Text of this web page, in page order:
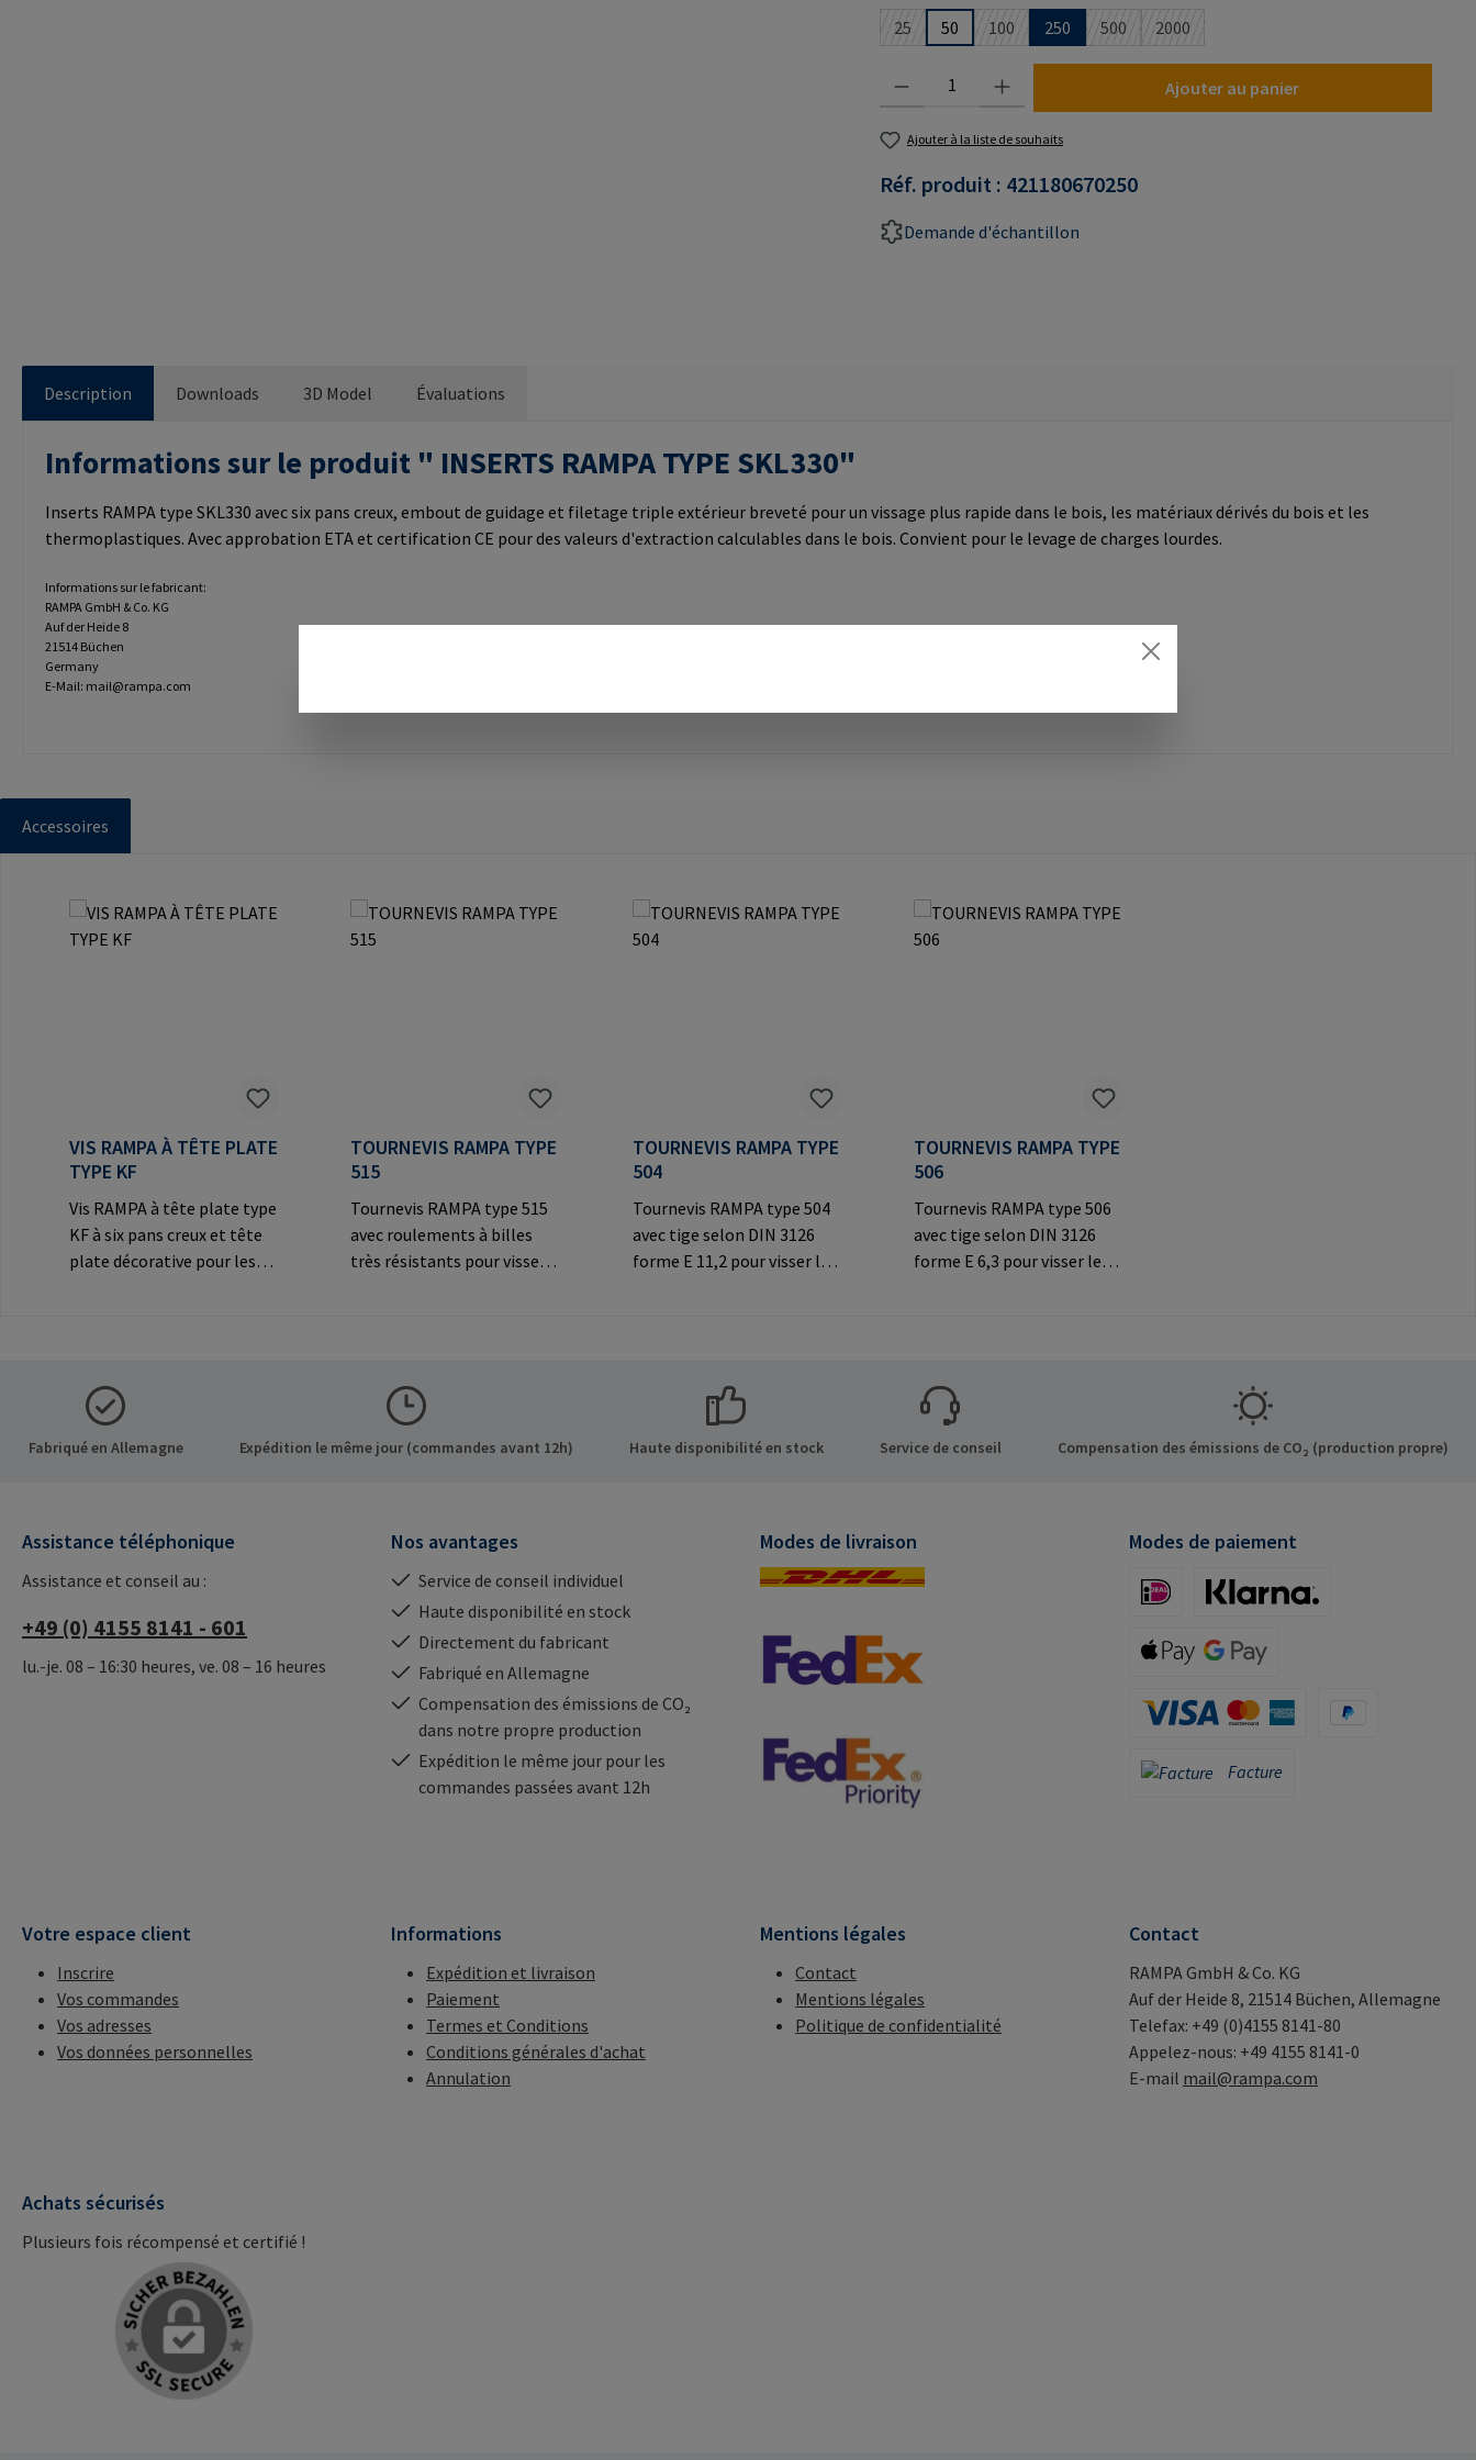
25
(Cette option n'est pas disponible pour le moment.)
50 100
(Cette option n'est pas disponible pour le moment.)
250 500
(Cette option n'est pas disponible pour le moment.)
2000
(Cette option n'est pas disponible pour le
Ajouter au panier
Ajouter à la liste de souhaits
Réf. produit : 421180670250
Demande d'échantillon
Description Downloads 3D Model Évaluations
Informations sur le produit " INSERTS RAMPA TYPE SKL330"
Inserts RAMPA type SKL330 avec six pans creux, embout de guidage et filetage triple extérieur breveté pour un vissage plus rapide dans le bois, les matériaux dérivés du bois et les
thermoplastiques. Avec approbation ETA et certification CE pour des valeurs d'extraction calculables dans le bois. Convient pour le levage de charges lourdes.
Informations sur le fabricant:
RAMPA GmbH & Co. KG
Auf der Heide 8
21514 Büchen
Germany
E-Mail: mail@rampa.com
Accessoires
VIS RAMPA À TÊTE PLATE
TYPE KF
Vis RAMPA à tête plate type
KF à six pans creux et tête
plate décorative pour les
Büchen Germany E-Mail:
mail@rampa.com
TOURNEVIS RAMPA TYPE
515
Tournevis RAMPA type 515
avec roulements à billes
très résistants pour visser
RAMPA.Informations sur le
fabricant: RAMPA GmbH &
Co. KG Auf der Heide 8 21514
TOURNEVIS RAMPA TYPE
504
Tournevis RAMPA type 504
avec tige selon DIN 3126
forme E 11,2 pour visser les
RAMPA.Informations sur le
fabricant: RAMPA GmbH &
Co. KG Auf der Heide 8 21514
TOURNEVIS RAMPA TYPE
506
Tournevis RAMPA type 506
avec tige selon DIN 3126
forme E 6,3 pour visser les
RAMPA.Informations sur le
fabricant: RAMPA GmbH &
Co. KG Auf der Heide 8 21514
Fabriqué en Allemagne Expédition le même jour (commandes avant 12h) Haute disponibilité en stock Service de conseil Compensation des émissions de CO₂ (production propre)
Assistance téléphonique
Assistance et conseil au :
+49 (0) 4155 8141 - 601
lu.-je. 08 – 16:30 heures, ve. 08 – 16 heures
Nos avantages
Service de conseil individuel
Haute disponibilité en stock
Directement du fabricant
Fabriqué en Allemagne
Compensation des émissions de CO₂
dans notre propre production
Expédition le même jour pour les
commandes passées avant 12h
Modes de livraison Modes de paiement
Facture
Facture
Votre espace client
Inscrire
Vos commandes
Vos adresses
Vos données personnelles
Informations
Expédition et livraison
Paiement
Termes et Conditions
Conditions générales d'achat
Annulation
Mentions légales
Contact
Mentions légales
Politique de confidentialité
Contact
RAMPA GmbH & Co. KG
Auf der Heide 8, 21514 Büchen, Allemagne
Telefax: +49 (0)4155 8141-80
Appelez-nous: +49 4155 8141-0
E-mail mail@rampa.com
Achats sécurisés
Plusieurs fois récompensé et certifié !